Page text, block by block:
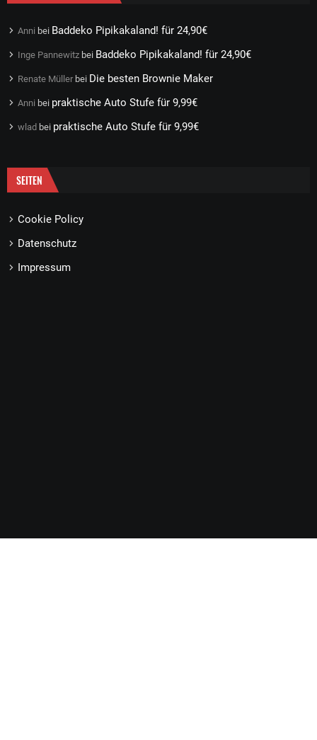
Anni bei Baddeko Pipikakaland! für 24,90€
Inge Pannewitz bei Baddeko Pipikakaland! für 24,90€
Renate Müller bei Die besten Brownie Maker
Anni bei praktische Auto Stufe für 9,99€
wlad bei praktische Auto Stufe für 9,99€
SEITEN
Cookie Policy
Datenschutz
Impressum